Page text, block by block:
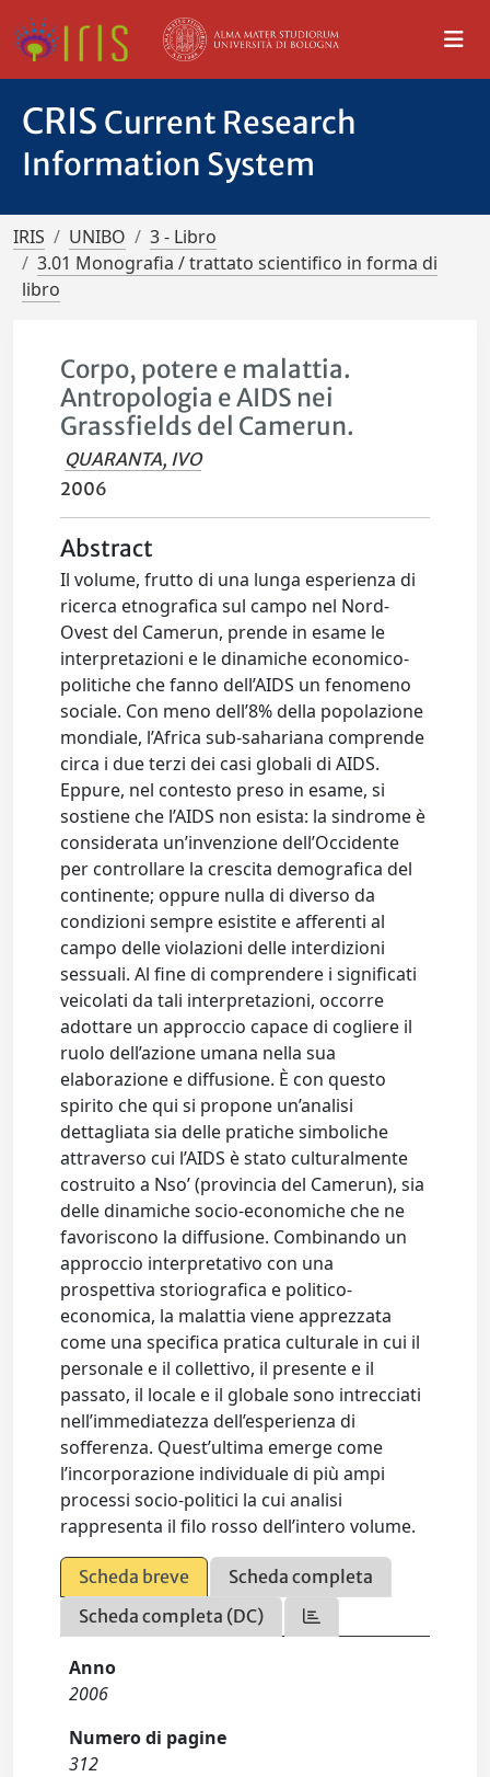
CRIS Current Research
Information System
IRIS UNIBO
3 - Libro
3.01 Monografia / trattato scientifico in forma di
libro
Corpo, potere e malattia.
Antropologia e AIDS nei
Grassfields del Camerun.
QUARANTA, IVO
2006
Abstract
Il volume, frutto di una lunga esperienza di
ricerca etnografica sul campo nel Nord-
Ovest del Camerun, prende in esame le
interpretazioni e le dinamiche economico-
politiche che fanno dell’AIDS un fenomeno
sociale. Con meno dell’8% della popolazione
mondiale, l’Africa sub-sahariana comprende
circa i due terzi dei casi globali di AIDS.
Eppure, nel contesto preso in esame, si
sostiene che l’AIDS non esista: la sindrome è
considerata un’invenzione dell’Occidente
per controllare la crescita demografica del
continente; oppure nulla di diverso da
condizioni sempre esistite e afferenti al
campo delle violazioni delle interdizioni
sessuali. Al fine di comprendere i significati
veicolati da tali interpretazioni, occorre
adottare un approccio capace di cogliere il
ruolo dell’azione umana nella sua
elaborazione e diffusione. È con questo
spirito che qui si propone un’analisi
dettagliata sia delle pratiche simboliche
attraverso cui l’AIDS è stato culturalmente
costruito a Nso’ (provincia del Camerun), sia
delle dinamiche socio-economiche che ne
favoriscono la diffusione. Combinando un
approccio interpretativo con una
prospettiva storiografica e politico-
economica, la malattia viene apprezzata
come una specifica pratica culturale in cui il
personale e il collettivo, il presente e il
passato, il locale e il globale sono intrecciati
nell’immediatezza dell’esperienza di
sofferenza. Quest’ultima emerge come
l’incorporazione individuale di più ampi
processi socio-politici la cui analisi
rappresenta il filo rosso dell’intero volume.
Scheda breve
Scheda completa
Scheda completa (DC)
Anno
2006
Numero di pagine
312